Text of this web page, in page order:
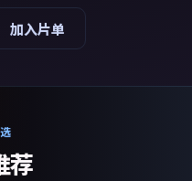
评长文与专题策划的引用
加入片单
荐